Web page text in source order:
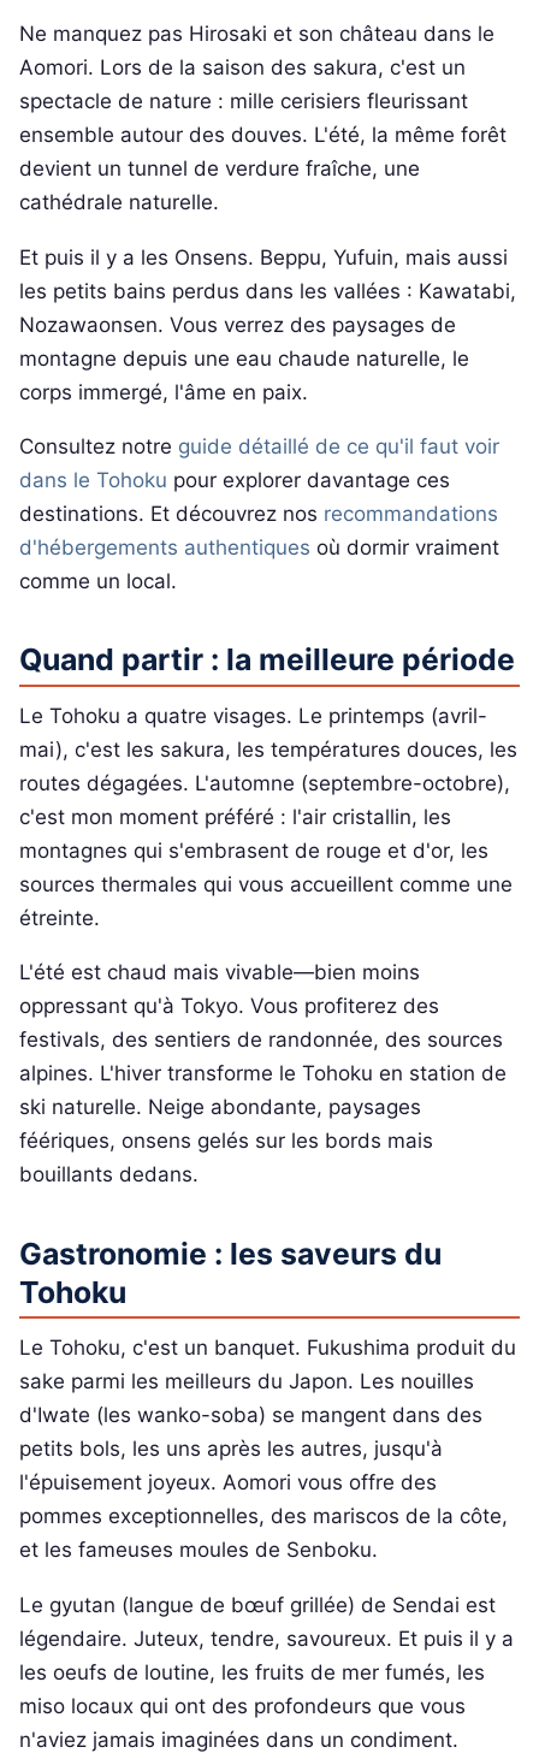
Ne manquez pas Hirosaki et son château dans le
Aomori. Lors de la saison des sakura, c'est un
spectacle de nature : mille cerisiers fleurissant
ensemble autour des douves. L'été, la même forêt
devient un tunnel de verdure fraîche, une
cathédrale naturelle.
Et puis il y a les Onsens. Beppu, Yufuin, mais aussi
les petits bains perdus dans les vallées : Kawatabi,
Nozawaonsen. Vous verrez des paysages de
montagne depuis une eau chaude naturelle, le
corps immergé, l'âme en paix.
Consultez notre guide détaillé de ce qu'il faut voir
dans le Tohoku pour explorer davantage ces
destinations. Et découvrez nos recommandations
d'hébergements authentiques où dormir vraiment
comme un local.
Quand partir : la meilleure période
Le Tohoku a quatre visages. Le printemps (avril-
mai), c'est les sakura, les températures douces, les
routes dégagées. L'automne (septembre-octobre),
c'est mon moment préféré : l'air cristallin, les
montagnes qui s'embrasent de rouge et d'or, les
sources thermales qui vous accueillent comme une
étreinte.
L'été est chaud mais vivable—bien moins
oppressant qu'à Tokyo. Vous profiterez des
festivals, des sentiers de randonnée, des sources
alpines. L'hiver transforme le Tohoku en station de
ski naturelle. Neige abondante, paysages
féériques, onsens gelés sur les bords mais
bouillants dedans.
Gastronomie : les saveurs du
Tohoku
Le Tohoku, c'est un banquet. Fukushima produit du
sake parmi les meilleurs du Japon. Les nouilles
d'Iwate (les wanko-soba) se mangent dans des
petits bols, les uns après les autres, jusqu'à
l'épuisement joyeux. Aomori vous offre des
pommes exceptionnelles, des mariscos de la côte,
et les fameuses moules de Senboku.
Le gyutan (langue de bœuf grillée) de Sendai est
légendaire. Juteux, tendre, savoureux. Et puis il y a
les oeufs de loutine, les fruits de mer fumés, les
miso locaux qui ont des profondeurs que vous
n'aviez jamais imaginées dans un condiment.